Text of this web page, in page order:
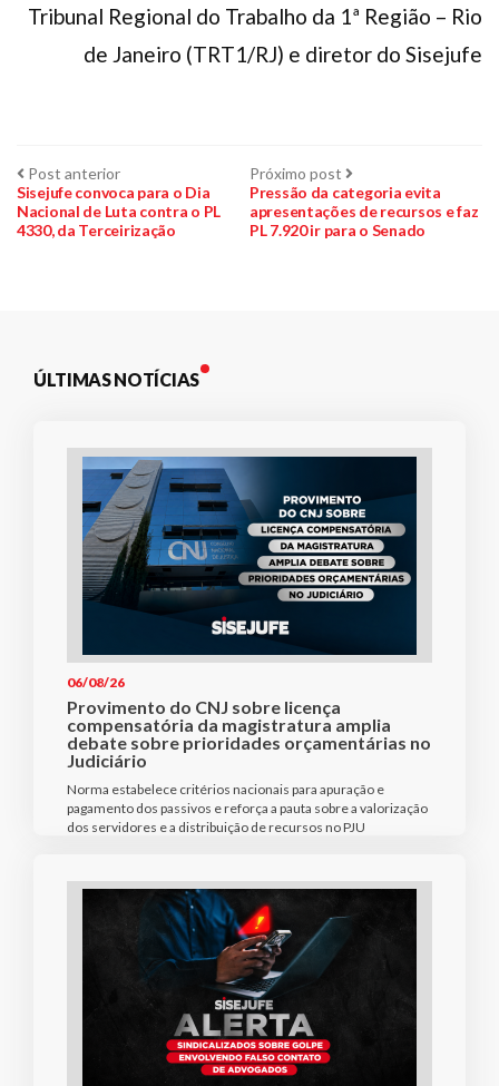
Tribunal Regional do Trabalho da 1ª Região – Rio
de Janeiro (TRT1/RJ) e diretor do Sisejufe
Navegação
de
Post anteriorPost
anterior:
Sisejufe convoca para o Dia
Nacional de Luta contra o PL
4330, da Terceirização
Próximo post Próximo
post:
Pressão da categoria evita
apresentações de recursos e faz
PL 7.920 ir para o Senado
ÚLTIMAS NOTÍCIAS
06/08/26
Provimento do CNJ sobre licença
compensatória da magistratura amplia
debate sobre prioridades orçamentárias no
Judiciário
Norma estabelece critérios nacionais para apuração e
pagamento dos passivos e reforça a pauta sobre a valorização
dos servidores e a distribuição de recursos no PJU